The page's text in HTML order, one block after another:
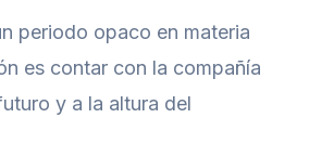
periodo opaco en materia
es contar con la compañía
y a la altura del